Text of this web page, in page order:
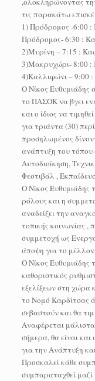
τις παρακάτω
1) Πρόδρομος -6:00
Πρόδρομος- 6:30 :
2)Μυρίνη – 7:15 :
3)Μακρυχώρι- 8:00 :
4)Καλλιφώνι – 9:00
Ο Νίκος Ευθυμιάδης
το ΠΑΣΟΚ να βγει
και ο ίδιος να
για τριάντα (30)
προσηλωμένος
ανάπτυξη του
Αυτοδιοίκηση,
Φεστιβάλ ,
Ο Νίκος Ευθυμιάδης
ρόλους και η
αναδείξει την
τοπικής κοινωνίας ,
συμμετοχή ως
άποψη για το
Ο Νίκος Ευθυμιάδης
καθοριστικός
εξελίξεων στη χώρα
το Νομό Καρδίτσας
σεβαστούν και θα
Αναφέρεται
σήμερα, θα είναι
για την Ανάπτυξη
Προσκαλεί κάθε
συμπαραταχθεί